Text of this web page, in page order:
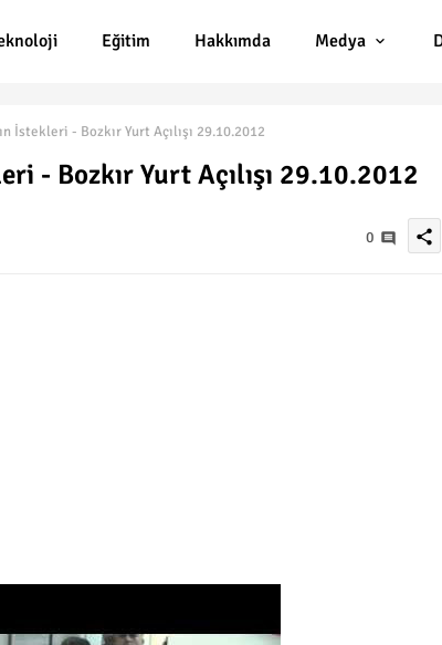
Eğitim Hakkımda Medya
İstekleri - Bozkır Yurt Açılışı 29.10.2012
- Bozkır Yurt Açılışı 29.10.2012
0 share